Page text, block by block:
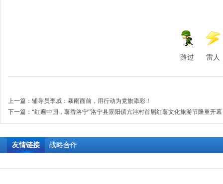
路过 雷人
上一篇： 辅导员李威：暴雨面前，用行动为党旗添彩！
下一篇： “红遍中国，薯香洛宁”洛宁县景阳镇亢洼村首届红薯文化旅游节隆重开幕
友情链接 战略合作